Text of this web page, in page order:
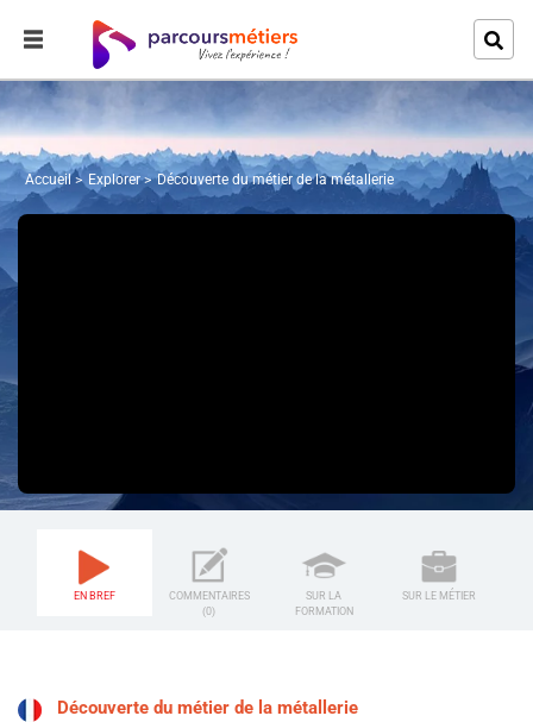
Accueil Explorer Découverte du métier de la métallerie
EN BREF
COMMENTAIRES
(0)
SUR LA
FORMATION
SUR LE MÉTIER
Découverte du métier de la métallerie